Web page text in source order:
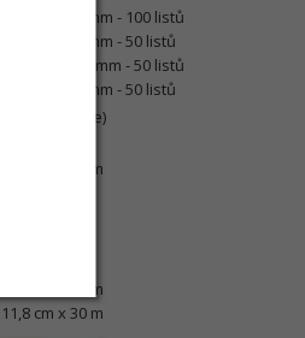
mm x 297 mm - 100 listů
mm x 420 mm - 50 listů
330 mm x 483 mm - 50 listů
mm x 594 mm - 50 listů
na 3" dutince)
cm x 30 m
- 36 cm x 30 m
cm x 30 m
cm x 30 m
cm x 30 m
cm x 30 m